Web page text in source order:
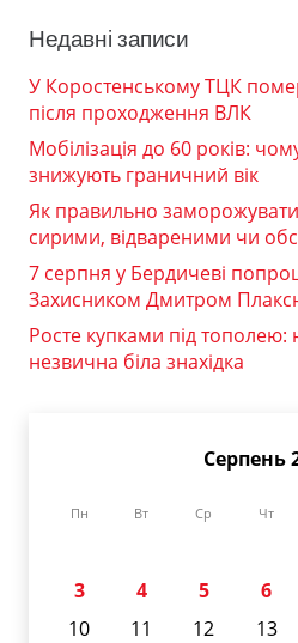
Недавні записи
У Коростенському ТЦК
після проходження ВЛК
Мобілізація до 60 років:
знижують граничний вік
Як правильно
сирими, відвареними чи
7 серпня у Бердичеві
Захисником Дмитром
Росте купками під тополею:
незвична біла знахідка
Серпень
Пн Вт Ср Чт
3
4 5 6
10
11 12 13